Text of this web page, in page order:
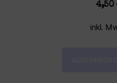
4,50
inkl.